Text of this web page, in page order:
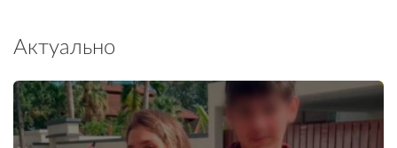
Актуально